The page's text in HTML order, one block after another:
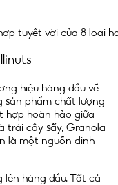
tuyệt vời của 8 loại
hiệu hàng đầu về
sản phẩm chất lượng
hợp hoàn hảo giữa
trái cây sấy, Granola
là một nguồn dinh
lên hàng đầu. Tất cả